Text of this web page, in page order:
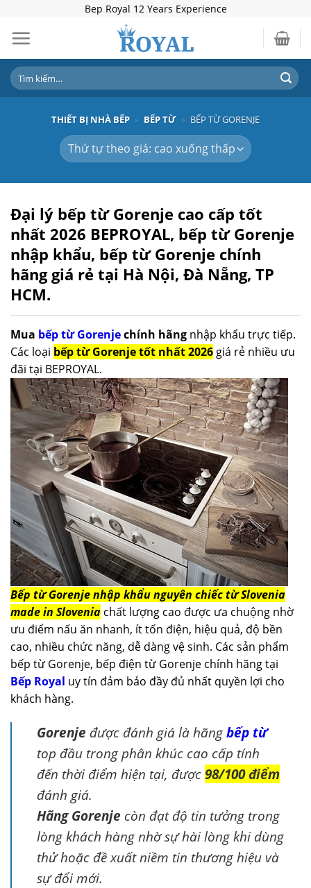
content
Bep Royal 12 Years Experience
Tìm
kiếm:
THIẾT BỊ NHÀ BẾP » BẾP TỪ » BẾP TỪ GORENJE
Đại lý bếp từ Gorenje cao cấp tốt
nhất 2026 BEPROYAL, bếp từ Gorenje
nhập khẩu, bếp từ Gorenje chính
hãng giá rẻ tại Hà Nội, Đà Nẵng, TP
HCM.
Mua bếp từ Gorenjechính hãng nhập khẩu trực tiếp.
Các loại bếp từ Gorenje tốt nhất 2026 giá rẻ nhiều ưu
đãi tại BEPROYAL.
Bếp từ Gorenjenhập khẩu nguyên chiếc từ Slovenia
made in Slovenia chất lượng cao được ưa chuộng nhờ
ưu điểm nấu ăn nhanh, ít tốn điện, hiệu quả, độ bền
cao, nhiều chức năng, dễ dàng vệ sinh. Các sản phẩm
bếp từ Gorenje, bếp điện từ Gorenje chính hãng tại
Bếp Royal uy tín đảm bảo đầy đủ nhất quyền lợi cho
khách hàng.
Gorenje được đánh giá là hãngbếp từ
top đầu trong phân khúc cao cấp tính
đến thời điểm hiện tại, được98/100 điểm
đánh giá.
Hãng Gorenje còn đạt độ tin tưởng trong
lòng khách hàng nhờ sự hài lòng khi dùng
thử hoặc đề xuất niềm tin thương hiệu và
sự đổi mới.